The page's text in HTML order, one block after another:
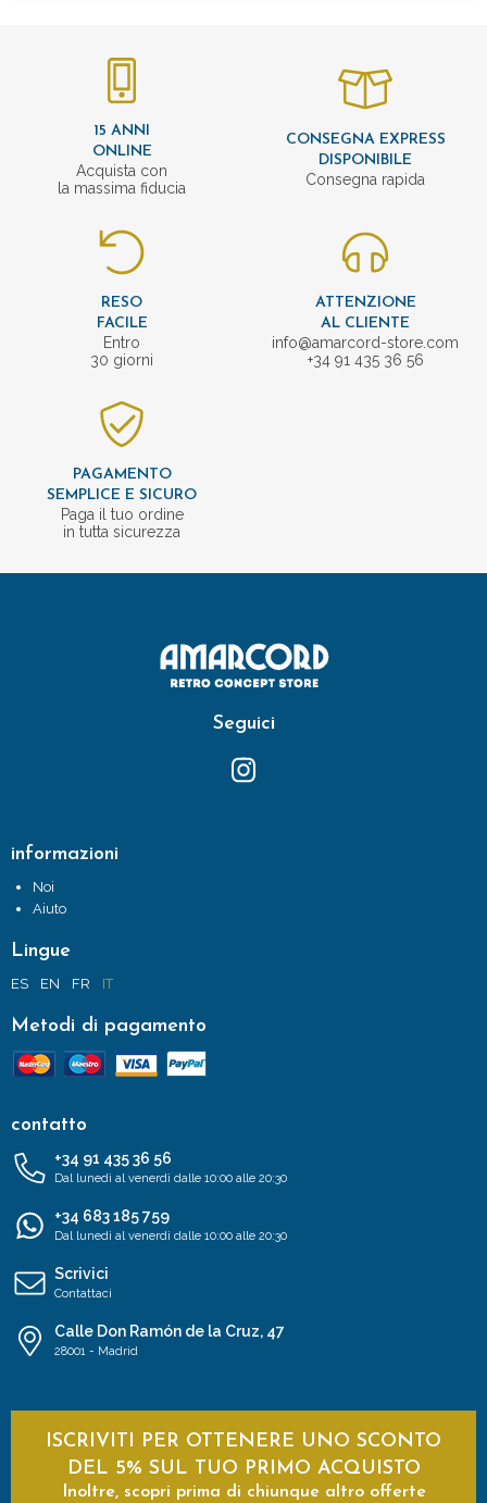
15 ANNI
ONLINE
Acquista con
la massima fiducia
CONSEGNA EXPRESS
DISPONIBILE
Consegna rapida
RESO
FACILE
Entro
30 giorni
ATTENZIONE
AL CLIENTE
info@amarcord-store.com
+34 91 435 36 56
PAGAMENTO
SEMPLICE E SICURO
Paga il tuo ordine
in tutta sicurezza
Seguici
informazioni
Noi
Aiuto
Lingue
ES EN FR IT
Metodi di pagamento
contatto
+34 91 435 36 56
Dal lunedì al venerdì dalle 10:00 alle 20:30
+34 683 185 759
Dal lunedì al venerdì dalle 10:00 alle 20:30
Scrivici
Contattaci
Calle Don Ramón de la Cruz, 47
28001 - Madrid
ISCRIVITI PER OTTENERE UNO SCONTO
DEL 5% SUL TUO PRIMO ACQUISTO
Inoltre, scopri prima di chiunque altro offerte